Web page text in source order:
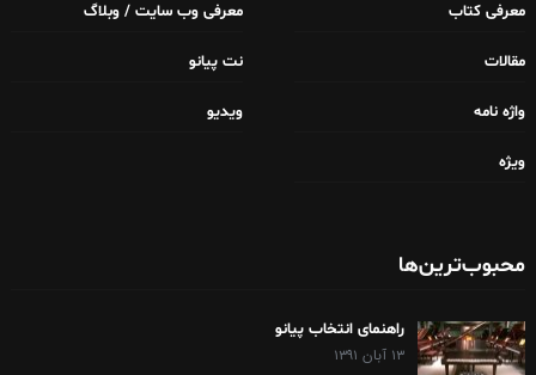
معرفی کتاب معرفی وب سایت / وبلاگ
مقالات نت پیانو
واژه نامه ویدیو
ویژه
محبوب‌ترین‌ها
راهنمای انتخاب پیانو
۱۳ آبان ۱۳۹۱